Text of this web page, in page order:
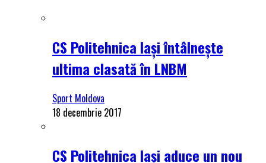
CS Politehnica Iași întâlnește
ultima clasată în LNBM
Sport Moldova
18 decembrie 2017
CS Politehnica Iași aduce un nou